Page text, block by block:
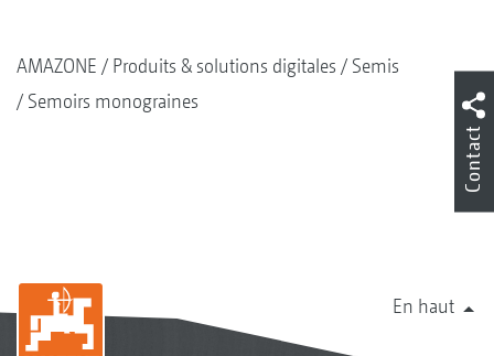
AMAZONE Produits & solutions digitales
Semis
Semoirs monograines
En haut
Contact